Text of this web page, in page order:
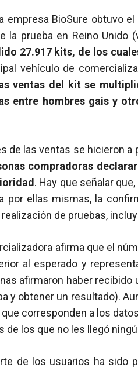
empresa BioSure obtuvo
la prueba en Reino Unido
27.917 kits, de los
vehículo de
ventas del kit se
entre hombres gais y
de las ventas se hicieron
compradoras
. Hay que señalar
por ellas mismas, la
de pruebas,
afirma que el
al esperado y
afirmaron haber
y obtener un resultado).
corresponden a los
de los que no les llegó
de los usuarios ha sido